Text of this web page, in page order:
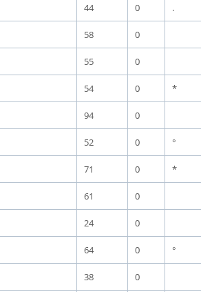
44 0 .
58 0
55 0
54 0 *
94 0
52 0 °
71 0 *
61 0
24 0
64 0 °
38 0